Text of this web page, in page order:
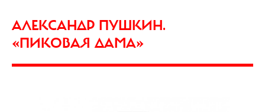
АЛЕКСАНДР ПУШКИН.
«ПИКОВАЯ ДАМА»